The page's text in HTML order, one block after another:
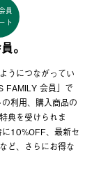
員
ト
。
うにつながってい
FAMILY 会員」で
利用、購入商品の
典を受けられま
10%OFF、最新セ
ど、さらにお得な